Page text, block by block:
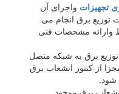
تجهیزات واجرای آن
توزیع برق انجام می
وارائه مشخصات فنی
برق به شبکه متصل
از کنتور انشعاب برق
شود.
برق موجود